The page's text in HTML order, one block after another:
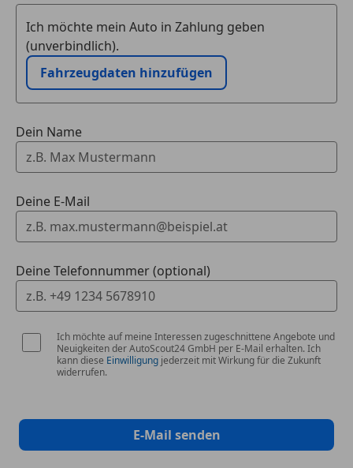
Ich möchte mein Auto in Zahlung geben
(unverbindlich).
Fahrzeugdaten hinzufügen
Dein Name
Deine E-Mail
Deine Telefonnummer (optional)
Ich möchte auf meine Interessen zugeschnittene Angebote und
Neuigkeiten der AutoScout24 GmbH per E-Mail erhalten. Ich
kann diese Einwilligung jederzeit mit Wirkung für die Zukunft
widerrufen.
E-Mail senden